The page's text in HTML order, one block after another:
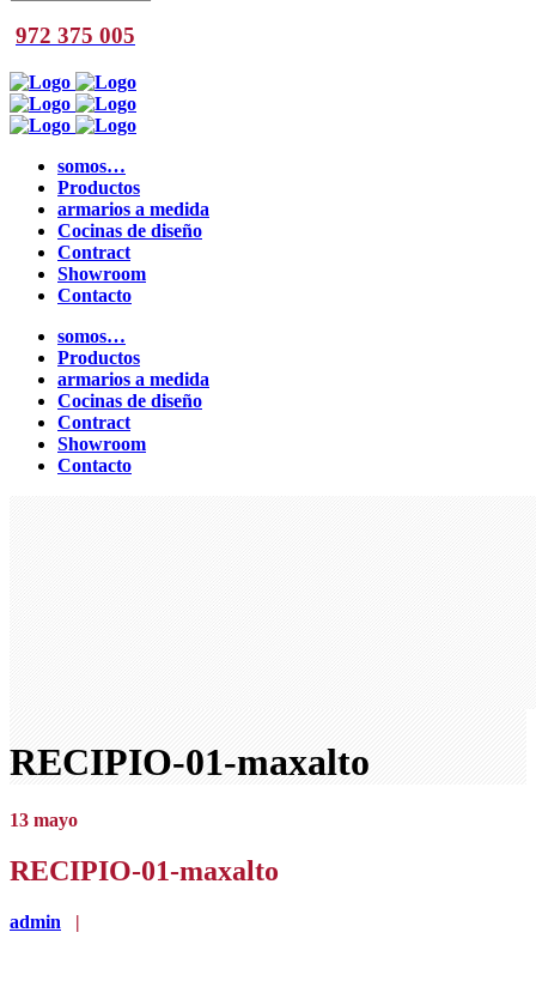
972 375 005
somos…
Productos
armarios a medida
Cocinas de diseño
Contract
Showroom
Contacto
somos…
Productos
armarios a medida
Cocinas de diseño
Contract
Showroom
Contacto
RECIPIO-01-maxalto
13 mayo
RECIPIO-01-maxalto
admin |